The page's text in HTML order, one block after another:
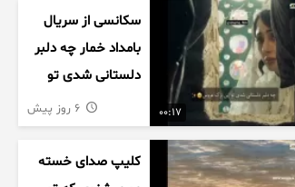
00:17
سکانسی از سریال
بامداد خمار چه دلبر
دلستانی شدی تو
این بزک عروس..
کلیپ صدای خسته